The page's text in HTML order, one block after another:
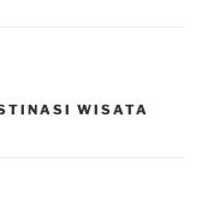
WISATA